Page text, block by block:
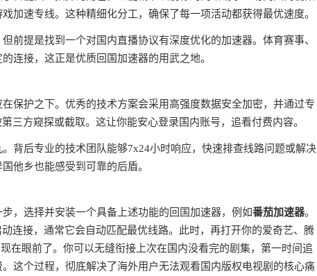
加速专线。这种精细化分工，确保了每一项活动都获得最优速度。
前提是找到一个对国内直播协议有深度优化的加速器。体育赛事、
连接，这正是优质回国加速器的用武之地。
保护之下。优秀的技术方案会采用高强度数据安全加密，并通过专
三方窥探或截取。这让你能安心登录国内账号，追看付费内容。
背后专业的技术团队能够7x24小时响应，快速排查线路问题或解决
他乡也能感受到可靠的后盾。
，选择并安装一个具备上述功能的回国加速器，例如番茄加速器。
连接，通常它会自动匹配最优线路。此时，再打开你的爱奇艺、腾
在眼前了。你可以无缝衔接上次在国内没看完的剧集，第一时间追
这个过程，彻底解决了海外用户无法观看国内版权电视剧的核心痛